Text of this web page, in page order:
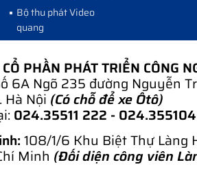
Bộ thu phát Video
quang
CỔ PHẦN PHÁT TRIỂN CÔNG
6A Ngõ 235 đường Nguyễn
Hà Nội (Có chỗ để xe Ôtô)
024.35511 222 -
108/1/6 Khu Biệt Thự Làng
Minh (Đối diện công viên